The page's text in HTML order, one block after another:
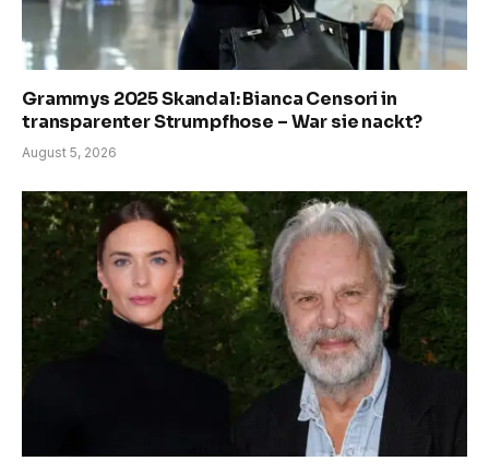
Grammys 2025 Skandal: Bianca Censori in
transparenter Strumpfhose – War sie nackt?
August 5, 2026